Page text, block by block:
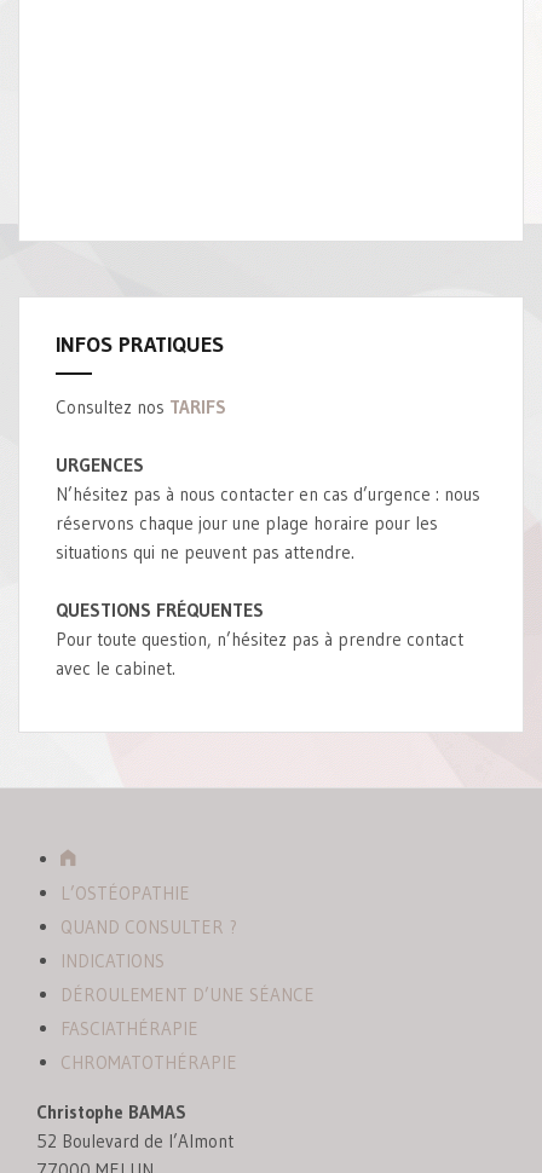
INFOS PRATIQUES
Consultez nos TARIFS
URGENCES
N’hésitez pas à nous contacter en cas d’urgence : nous
réservons chaque jour une plage horaire pour les
situations qui ne peuvent pas attendre.
QUESTIONS FRÉQUENTES
Pour toute question, n’hésitez pas à prendre contact
avec le cabinet.
A
c
c
e
i
l
L’OSTÉOPATHIE
QUAND CONSULTER ?
INDICATIONS
DÉROULEMENT D’UNE SÉANCE
FASCIATHÉRAPIE
CHROMATOTHÉRAPIE
Christophe BAMAS
52 Boulevard de l’Almont